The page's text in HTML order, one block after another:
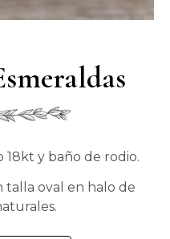
y baño de rodio.
talla oval en halo de